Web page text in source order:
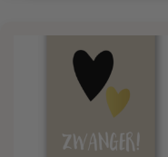
meerdere